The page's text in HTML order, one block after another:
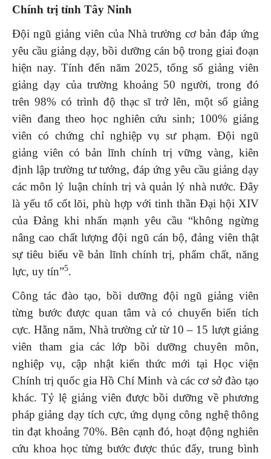
Chính trị tỉnh Tây Ninh
Đội ngũ giảng viên của Nhà trường cơ bản đáp ứng
yêu cầu giảng dạy, bồi dưỡng cán bộ trong giai đoạn
hiện nay. Tính đến năm 2025, tổng số giảng viên
giảng dạy của trường khoảng 50 người, trong đó
trên 98% có trình độ thạc sĩ trở lên, một số giảng
viên đang theo học nghiên cứu sinh; 100% giảng
viên có chứng chỉ nghiệp vụ sư phạm. Đội ngũ
giảng viên có bản lĩnh chính trị vững vàng, kiên
định lập trường tư tưởng, đáp ứng yêu cầu giảng dạy
các môn lý luận chính trị và quản lý nhà nước. Đây
là yếu tố cốt lõi, phù hợp với tinh thần Đại hội XIV
của Đảng khi nhấn mạnh yêu cầu “không ngừng
nâng cao chất lượng đội ngũ cán bộ, đảng viên thật
sự tiêu biểu về bản lĩnh chính trị, phẩm chất, năng
lực, uy tín”5.
Công tác đào tạo, bồi dưỡng đội ngũ giảng viên
từng bước được quan tâm và có chuyển biến tích
cực. Hằng năm, Nhà trường cử từ 10 – 15 lượt giảng
viên tham gia các lớp bồi dưỡng chuyên môn,
nghiệp vụ, cập nhật kiến thức mới tại Học viện
Chính trị quốc gia Hồ Chí Minh và các cơ sở đào tạo
khác. Tỷ lệ giảng viên được bồi dưỡng về phương
pháp giảng dạy tích cực, ứng dụng công nghệ thông
tin đạt khoảng 70%. Bên cạnh đó, hoạt động nghiên
cứu khoa học từng bước được thúc đẩy, trung bình